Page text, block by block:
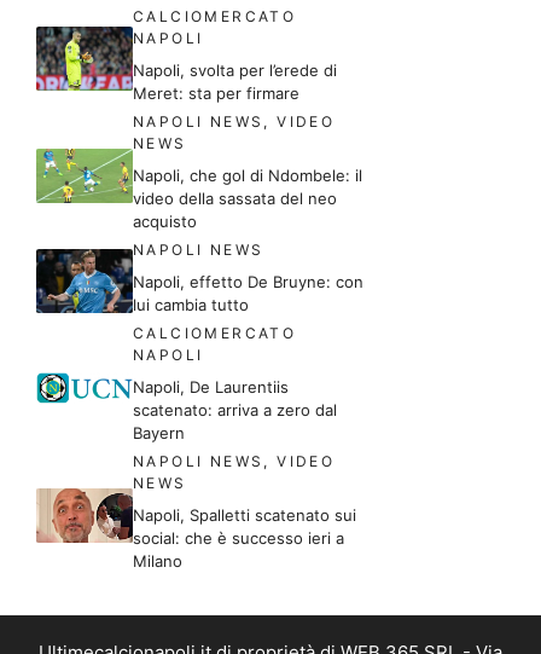
CALCIOMERCATO
NAPOLI
Napoli, svolta per l’erede di
Meret: sta per firmare
NAPOLI NEWS ,VIDEO
NEWS
Napoli, che gol di Ndombele: il
video della sassata del neo
acquisto
NAPOLI NEWS
Napoli, effetto De Bruyne: con
lui cambia tutto
CALCIOMERCATO
NAPOLI
Napoli, De Laurentiis
scatenato: arriva a zero dal
Bayern
NAPOLI NEWS ,VIDEO
NEWS
Napoli, Spalletti scatenato sui
social: che è successo ieri a
Milano